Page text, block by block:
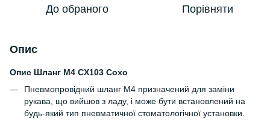
До обраного Порівняти
Опис
Опис Шланг М4 CX103 Coxo
Пневмопровідний шланг М4 призначений для заміни
рукава, що вийшов з ладу, і може бути встановлений на
будь-який тип пневматичної стоматологічної установки.